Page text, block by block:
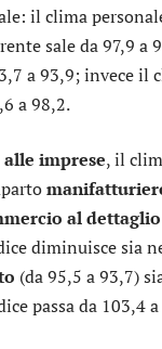
il clima
sale da 97,9 a
a 93,9; invece il
a 98,2.
imprese, il
al dettaglio
diminuisce sia
(da 95,5 a 93,7)
passa da 103,4